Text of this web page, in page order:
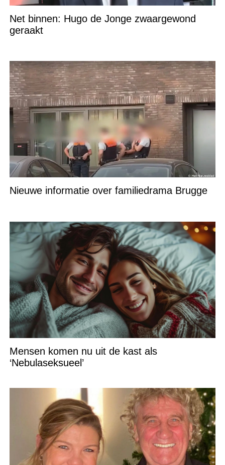
Net binnen: Hugo de Jonge zwaargewond
geraakt
Nieuwe informatie over familiedrama Brugge
Mensen komen nu uit de kast als
‘Nebulaseksueel’